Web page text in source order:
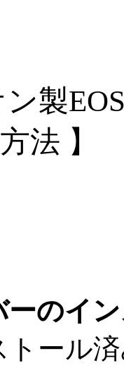
ン製
法 】
ーのイ
ル済